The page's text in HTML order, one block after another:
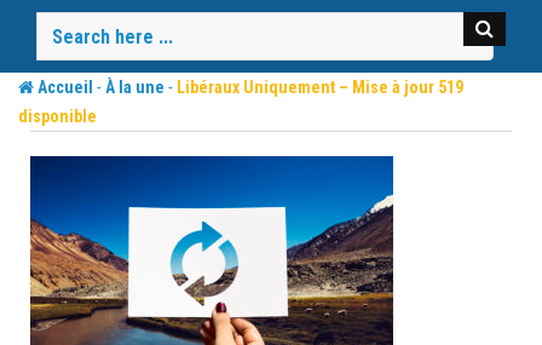
content
Accueil -À la une - Libéraux Uniquement – Mise à jour 519
disponible